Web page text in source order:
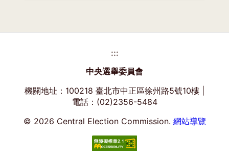
窗)
:::
中央選舉委員會
機關地址：100218 臺北市中正區徐州路5號10樓 |
電話：(02)2356-5484
© 2026 Central Election Commission. 網站導覽